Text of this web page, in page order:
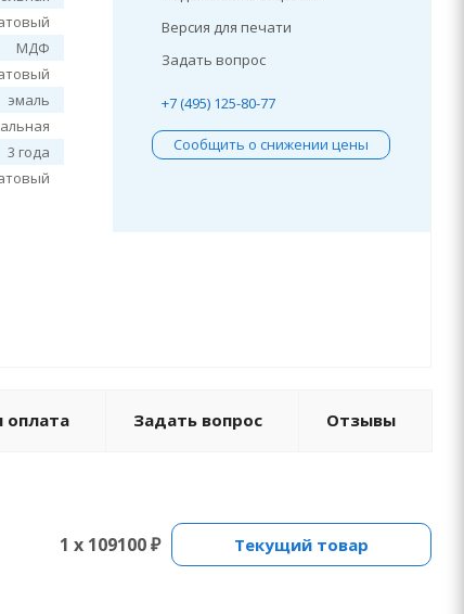
МДФ
эмаль
3 года
Версия для печати
Задать вопрос
+7 (495) 125-80-77
Сообщить о снижении цены
оплата Задать вопрос Отзывы
1 x 109100 ₽ Текущий товар